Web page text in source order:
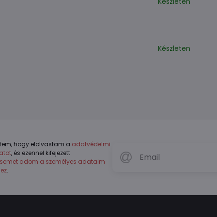
Készleten
hogy elolvastam a adatvédelmi
, és ezennel kifejezett
adom a személyes adataim
.